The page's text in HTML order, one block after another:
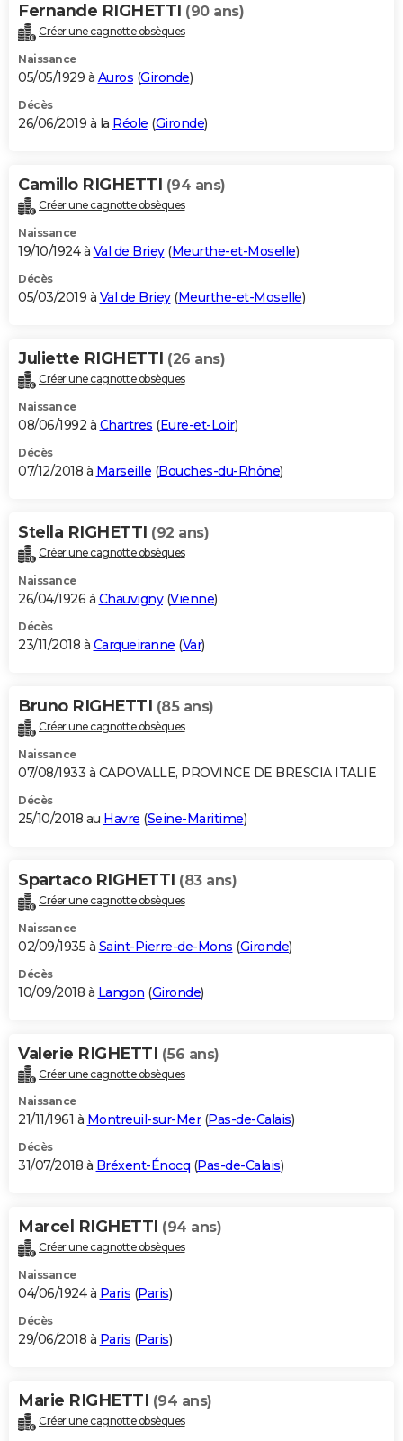
Fernande RIGHETTI (90 ans)
Créer une cagnotte obsèques
Naissance
05/05/1929 à Auros (Gironde)
Décès
26/06/2019 à la Réole (Gironde)
Camillo RIGHETTI (94 ans)
Créer une cagnotte obsèques
Naissance
19/10/1924 à Val de Briey(Meurthe-et-Moselle)
Décès
05/03/2019 à Val de Briey(Meurthe-et-Moselle)
Juliette RIGHETTI (26 ans)
Créer une cagnotte obsèques
Naissance
08/06/1992 à Chartres (Eure-et-Loir)
Décès
07/12/2018 à Marseille (Bouches-du-Rhône)
Stella RIGHETTI (92 ans)
Créer une cagnotte obsèques
Naissance
26/04/1926 à Chauvigny(Vienne)
Décès
23/11/2018 à Carqueiranne (Var)
Bruno RIGHETTI (85 ans)
Créer une cagnotte obsèques
Naissance
07/08/1933 à CAPOVALLE, PROVINCE DE BRESCIA ITALIE
Décès
25/10/2018 au Havre (Seine-Maritime)
Spartaco RIGHETTI (83 ans)
Créer une cagnotte obsèques
Naissance
02/09/1935 à Saint-Pierre-de-Mons (Gironde)
Décès
10/09/2018 à Langon (Gironde)
Valerie RIGHETTI (56 ans)
Créer une cagnotte obsèques
Naissance
21/11/1961 à Montreuil-sur-Mer(Pas-de-Calais)
Décès
31/07/2018 à Bréxent-Énocq (Pas-de-Calais)
Marcel RIGHETTI (94 ans)
Créer une cagnotte obsèques
Naissance
04/06/1924 à Paris (Paris)
Décès
29/06/2018 à Paris (Paris)
Marie RIGHETTI (94 ans)
Créer une cagnotte obsèques